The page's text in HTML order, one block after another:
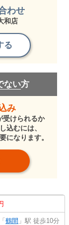
わせ
和店
る
ない方
み
受けられるか
込むには、
になります。
「鶴間 」駅 徒歩10分